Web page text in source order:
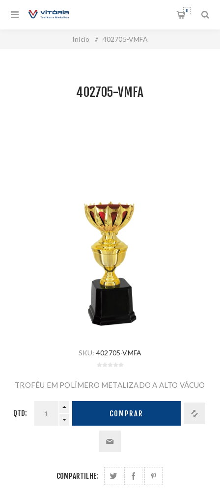
0
Início / 402705-VMFA
402705-VMFA
SKU: 402705-VMFA
TROFÉU EM POLÍMERO METALIZADO A ALTO VÁCUO
QTD: COMPRAR
COMPARTILHE: